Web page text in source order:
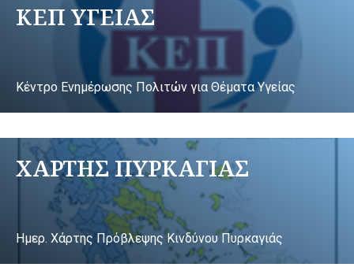
ΚΕΠ ΥΓΕΙΑΣ
Κέντρο Ενημέρωσης Πολιτών για Θέματα Υγείας
ΧΑΡΤΗΣ ΠΥΡΚΑΓΙΑΣ
Ημερ. Χάρτης Πρόβλεψης Κινδύνου Πυρκαγιάς